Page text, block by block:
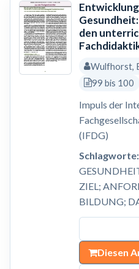
den
Wulfhorst,
99 bis 100
Impuls der
(IFDG)
Schlagworte:
ZIEL;
BILDUNG;
Diesen